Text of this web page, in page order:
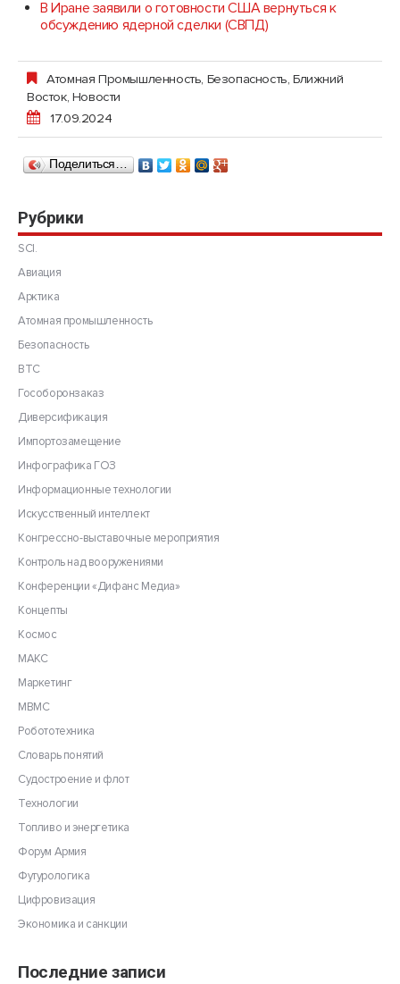
В Иране заявили о готовности США вернуться к
обсуждению ядерной сделки (СВПД)
Атомная Промышленность, Безопасность,Ближний
Восток, Новости
17.09.2024
Поделиться…
Рубрики
SCI.
Авиация
Арктика
Атомная промышленность
Безопасность
ВТС
Гособоронзаказ
Диверсификация
Импортозамещение
Инфографика ГОЗ
Информационные технологии
Искусственный интеллект
Конгрессно-выставочные мероприятия
Контроль над вооружениями
Конференции «Дифанс Медиа»
Концепты
Космос
МАКС
Маркетинг
МВМС
Робототехника
Словарь понятий
Судостроение и флот
Технологии
Топливо и энергетика
Форум Армия
Футурологика
Цифровизация
Экономика и санкции
Последние записи